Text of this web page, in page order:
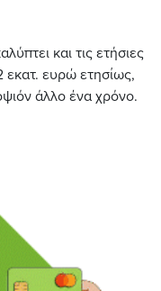
και τις ετήσιες
ευρώ ετησίως,
άλλο ένα χρόνο.